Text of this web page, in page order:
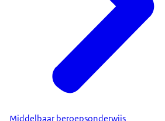
Onderwijsconsulenten
Middelbaar beroepsonderwijs